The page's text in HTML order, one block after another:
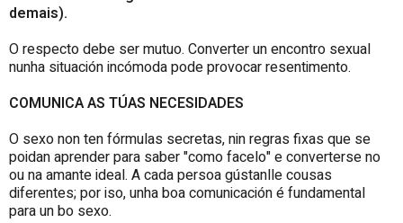
demais).
O respecto debe ser mutuo. Converter un encontro sexual
nunha situación incómoda pode provocar resentimento.
COMUNICA AS TÚAS NECESIDADES
O sexo non ten fórmulas secretas, nin regras fixas que se
poidan aprender para saber "como facelo" e converterse no
ou na amante ideal. A cada persoa gústanlle cousas
diferentes; por iso, unha boa comunicación é fundamental
para un bo sexo.